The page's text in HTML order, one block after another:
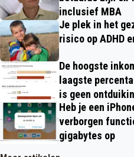
inclusief MBA
Je plek in het
risico op ADHD
De hoogste
laagste
is geen
Heb je een
verborgen
gigabytes op